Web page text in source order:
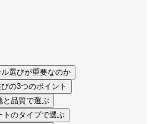
選びが重要なのか
の3つのポイント
と品質で選ぶ
トのタイプで選ぶ